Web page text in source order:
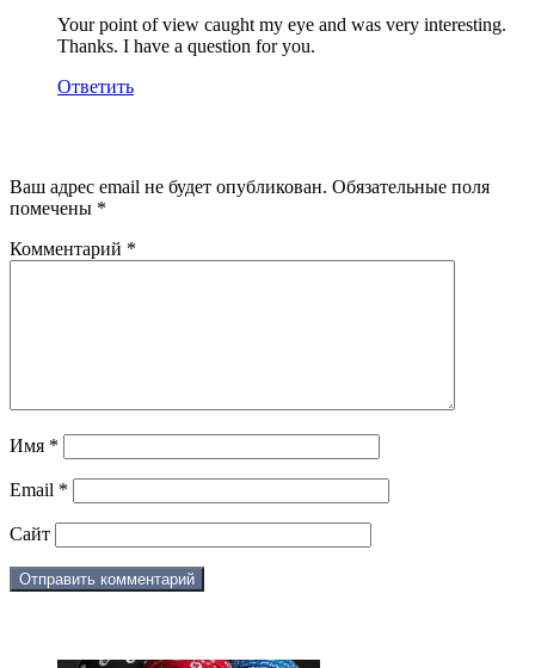
Your point of view caught my eye and was very interesting.
Thanks. I have a question for you.
Ответить
Ваш адрес email не будет опубликован. Обязательные поля
помечены *
Комментарий *
Имя *
Email *
Сайт